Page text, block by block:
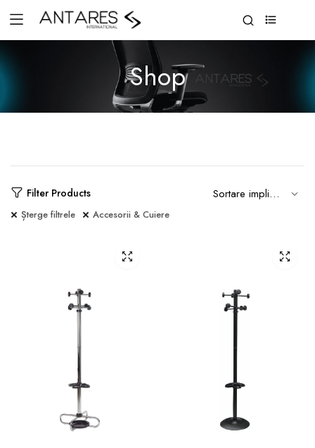
Shop
Filter Products
Șterge filtrele Accesorii & Cuiere